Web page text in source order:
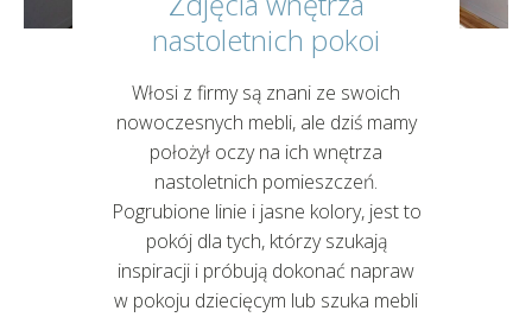
nastoletnich pokoi
Włosi z firmy są znani ze swoich
nowoczesnych mebli, ale dziś mamy
położył oczy na ich wnętrza
nastoletnich pomieszczeń.
Pogrubione linie i jasne kolory, jest to
pokój dla tych, którzy szukają
inspiracji i próbują dokonać napraw
w pokoju dziecięcym lub szuka mebli